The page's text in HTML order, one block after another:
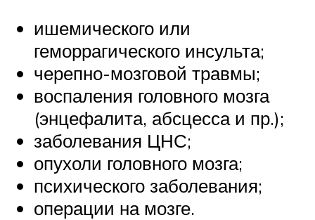
ишемического или
геморрагического инсульта;
черепно-мозговой травмы;
воспаления головного мозга
(энцефалита, абсцесса и пр.);
заболевания ЦНС;
опухоли головного мозга;
психического заболевания;
операции на мозге.